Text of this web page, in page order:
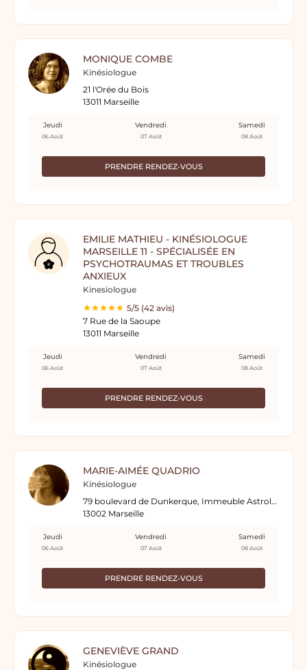
MONIQUE COMBE
Kinésiologue
21 l'Orée du Bois
13011 Marseille
PRENDRE RENDEZ-VOUS
Jeudi
06 Août
Vendredi
07 Août
Samedi
08 Août
EMILIE MATHIEU - KINÉSIOLOGUE
MARSEILLE 11 - SPÉCIALISÉE EN
PSYCHOTRAUMAS ET TROUBLES
ANXIEUX
Kinesiologue
5/5 (42 avis)
7 Rue de la Saoupe
13011 Marseille
PRENDRE RENDEZ-VOUS
Jeudi
06 Août
Vendredi
07 Août
Samedi
08 Août
MARIE-AIMÉE QUADRIO
Kinésiologue
79 boulevard de Dunkerque, Immeuble Astrolabe
13002 Marseille
PRENDRE RENDEZ-VOUS
Jeudi
06 Août
Vendredi
07 Août
Samedi
08 Août
GENEVIÈVE GRAND
Kinésiologue